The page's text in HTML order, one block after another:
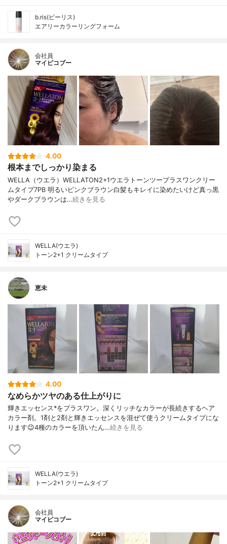
b.ris(ビーリス)
エアリーカラーリングフォーム
会社員
マイピコブー
4.00
根本までしっかり染まる
WELLA（ウエラ）WELLATON2+1ウエラトーンツープラスワンクリー
ムタイプ7PB 明るいピンクブラウン白髪もキレイに染めたいけど真っ黒
やダークブラウンは…続きを見る
WELLA(ウエラ)
トーン2+1 クリームタイプ
恵未
4.00
なめらかツヤのある仕上がりに
輝きエッセンス*をプラスワン。深くリッチなカラーが長続きするヘア
カラー剤。1剤と2剤と輝きエッセンスを混ぜて使うクリームタイプにな
ります😉4種のカラーを頂いたん…続きを見る
WELLA(ウエラ)
トーン2+1 クリームタイプ
会社員
マイピコブー